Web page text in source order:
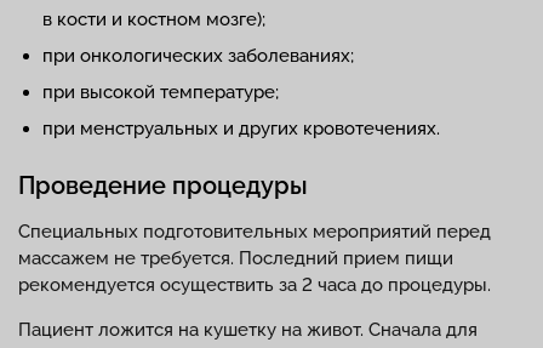
в кости и костном мозге);
при онкологических заболеваниях;
при высокой температуре;
при менструальных и других кровотечениях.
Проведение процедуры
Специальных подготовительных мероприятий перед
массажем не требуется. Последний прием пищи
рекомендуется осуществить за 2 часа до процедуры.
Пациент ложится на кушетку на живот. Сначала для